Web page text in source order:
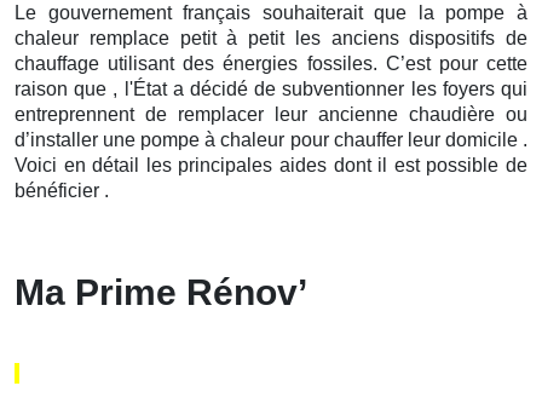
Le gouvernement français souhaiterait que la pompe à
chaleur remplace petit à petit les anciens dispositifs de
chauffage utilisant des énergies fossiles. C’est pour cette
raison que , l'État a décidé de subventionner les foyers qui
entreprennent de remplacer leur ancienne chaudière ou
d’installer une pompe à chaleur pour chauffer leur domicile .
Voici en détail les principales aides dont il est possible de
bénéficier .
Ma Prime Rénov’